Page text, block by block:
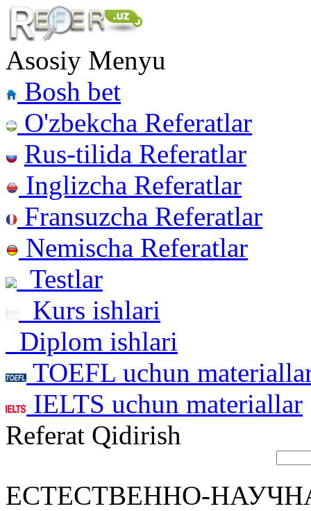
Asosiy Menyu
Bosh bet
O'zbekcha Referatlar
Rus-tilida Referatlar
Inglizcha Referatlar
Fransuzcha Referatlar
Nemischa Referatlar
Testlar
Kurs ishlari
Diplom ishlari
TOEFL uchun
IELTS uchun materiallar
Referat Qidirish
ЕСТЕСТВЕННО-